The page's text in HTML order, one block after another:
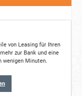
von Leasing für Ihren
zur Bank und eine
wenigen Minuten.